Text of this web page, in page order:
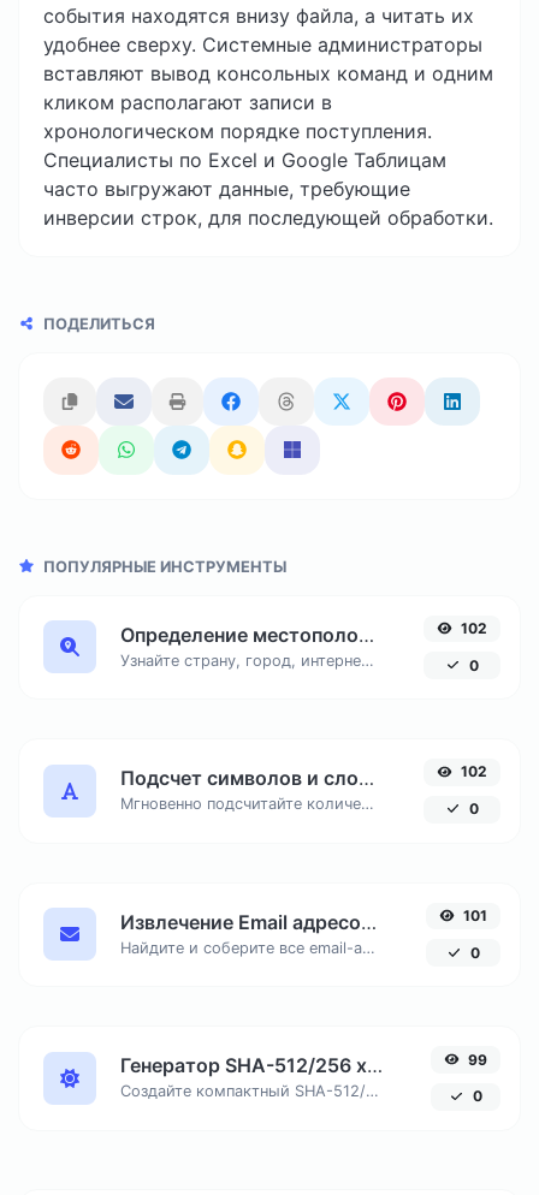
события находятся внизу файла, а читать их
удобнее сверху. Системные администраторы
вставляют вывод консольных команд и одним
кликом располагают записи в
хронологическом порядке поступления.
Специалисты по Excel и Google Таблицам
часто выгружают данные, требующие
инверсии строк, для последующей обработки.
ПОДЕЛИТЬСЯ
ПОПУЛЯРНЫЕ ИНСТРУМЕНТЫ
Определение местоположения по IP адресу
Узнайте страну, город, интернет-провайдера и часовой пояс любого IP-адреса онлайн. Бесплатный инструмент для точной геолокации по IP.
102
0
Подсчет символов и слов онлайн
Мгновенно подсчитайте количество знаков с пробелами и без, число слов и строк в вашем тексте для SEO и копирайтинга.
102
0
Извлечение Email адресов из текста онлайн
Найдите и соберите все email-адреса из любого текстового документа, удалив дубликаты.
101
0
Генератор SHA-512/256 хеша онлайн
Создайте компактный SHA-512/256 хеш, обеспечивающий 128-битную безопасность без избыточной длины вывода.
99
0